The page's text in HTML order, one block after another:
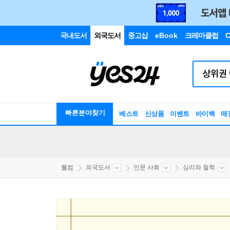
국내도서 외국도서 중고샵 eBook 크레마클럽
빠른분야찾기 베스트 신상품 이벤트 바이백 매
웰컴 외국도서 인문 사회 심리와 철학